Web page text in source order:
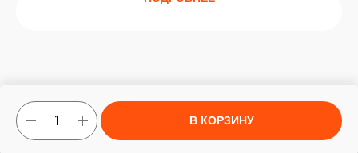
В КОРЗИНУ
Tilda